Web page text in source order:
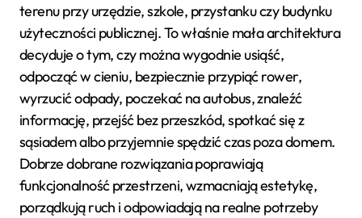
terenu przy urzędzie, szkole, przystanku czy budynku
użyteczności publicznej. To właśnie mała architektura
decyduje o tym, czy można wygodnie usiąść,
odpocząć w cieniu, bezpiecznie przypiąć rower,
wyrzucić odpady, poczekać na autobus, znaleźć
informację, przejść bez przeszkód, spotkać się z
sąsiadem albo przyjemnie spędzić czas poza domem.
Dobrze dobrane rozwiązania poprawiają
funkcjonalność przestrzeni, wzmacniają estetykę,
porządkują ruch i odpowiadają na realne potrzeby